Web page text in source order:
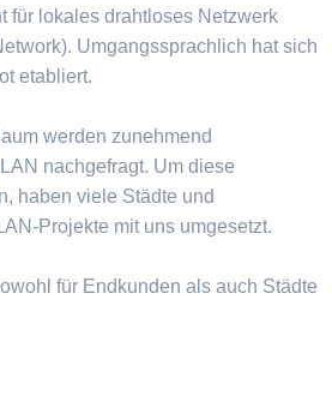
für lokales drahtloses Netzwerk
Umgangssprachlich hat sich
etabliert.
werden zunehmend
nachgefragt. Um diese
haben viele Städte und
Projekte mit uns umgesetzt.
für Endkunden als auch Städte